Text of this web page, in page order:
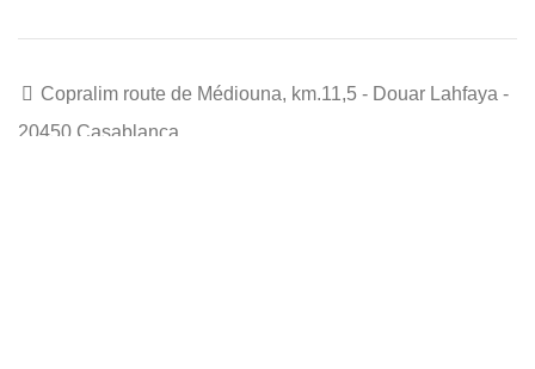
Copralim route de Médiouna, km.11,5 - Douar Lahfaya -
20450 Casablanca